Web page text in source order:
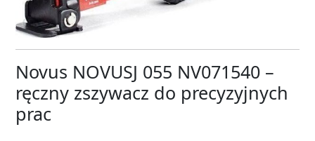
Novus NOVUSJ 055 NV071540 –
ręczny zszywacz do precyzyjnych
prac